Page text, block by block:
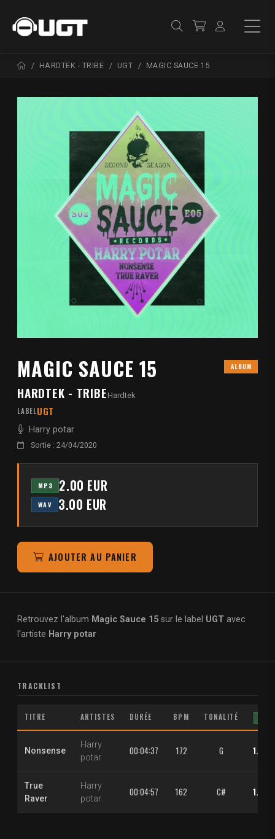
HARDTEK - TRIBE UGT MAGIC SAUCE 15
MAGIC SAUCE 15 ALBUM
HARDTEK - TRIBE Hardtek
LABELUGT
Harry potar
Sortie : 24/04/2020
MP3 2.00 EUR
WAV 3.00 EUR
AJOUTER AU PANIER
Retrouvez l'album Magic Sauce 15 sur le label UGT avec
l'artiste Harry potar
TRACKLIST
TITRE ARTISTES DURÉE BPM TONALITÉ
Nonsense
Harry
potar
00:04:37 172 G 1.30 €
True
Raver
Harry
potar
00:04:57 162 C# 1.30 €